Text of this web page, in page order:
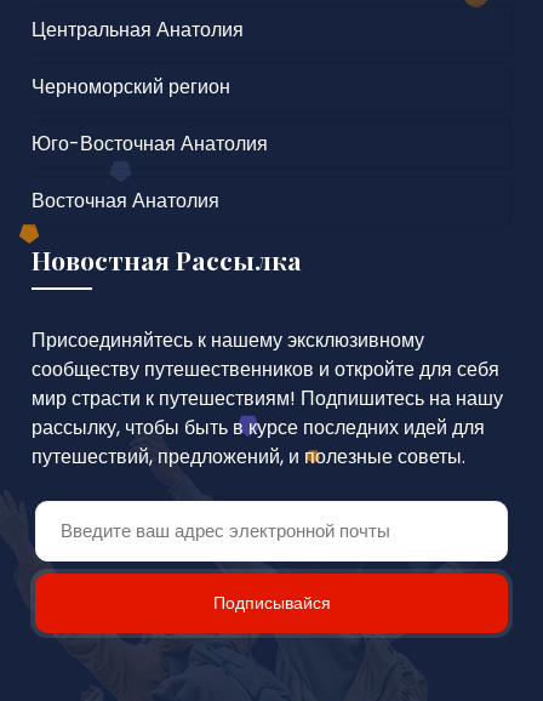
Центральная Анатолия
Черноморский регион
Юго-Восточная Анатолия
Восточная Анатолия
Новостная Рассылка
Присоединяйтесь к нашему эксклюзивному
сообществу путешественников и откройте для себя
мир страсти к путешествиям! Подпишитесь на нашу
рассылку, чтобы быть в курсе последних идей для
путешествий, предложений, и полезные советы.
Подписывайся